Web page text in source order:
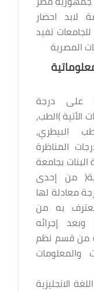
لابد احضار
تفيد
المصرية
على درجة
الأتية )الطب،
البيطري،
المناظرة
بجامعة
من إحدى
معادلة لها
به من
إجرائه
من قسم نظم
والمعلومات
الانجليزية